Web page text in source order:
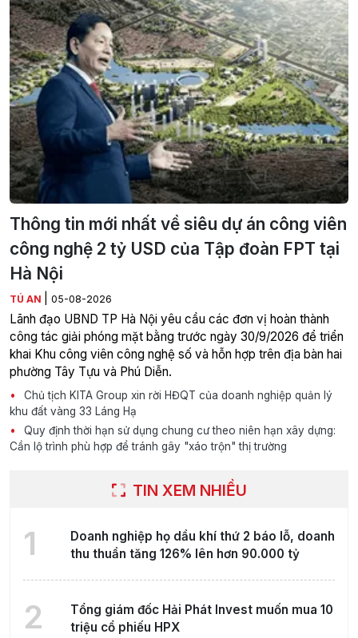
Thông tin mới nhất về siêu dự án công viên
công nghệ 2 tỷ USD của Tập đoàn FPT tại
Hà Nội
TÚ AN 05-08-2026
Lãnh đạo UBND TP Hà Nội yêu cầu các đơn vị hoàn thành
công tác giải phóng mặt bằng trước ngày 30/9/2026 để triển
khai Khu công viên công nghệ số và hỗn hợp trên địa bàn hai
phường Tây Tựu và Phú Diễn.
Chủ tịch KITA Group xin rời HĐQT của doanh nghiệp quản lý
khu đất vàng 33 Láng Hạ
Quy định thời hạn sử dụng chung cư theo niên hạn xây dựng:
Cần lộ trình phù hợp để tránh gây "xáo trộn" thị trường
TIN XEM NHIỀU
1
Doanh nghiệp họ dầu khí thứ 2 báo lỗ, doanh
thu thuần tăng 126% lên hơn 90.000 tỷ
2
Tổng giám đốc Hải Phát Invest muốn mua 10
triệu cổ phiếu HPX